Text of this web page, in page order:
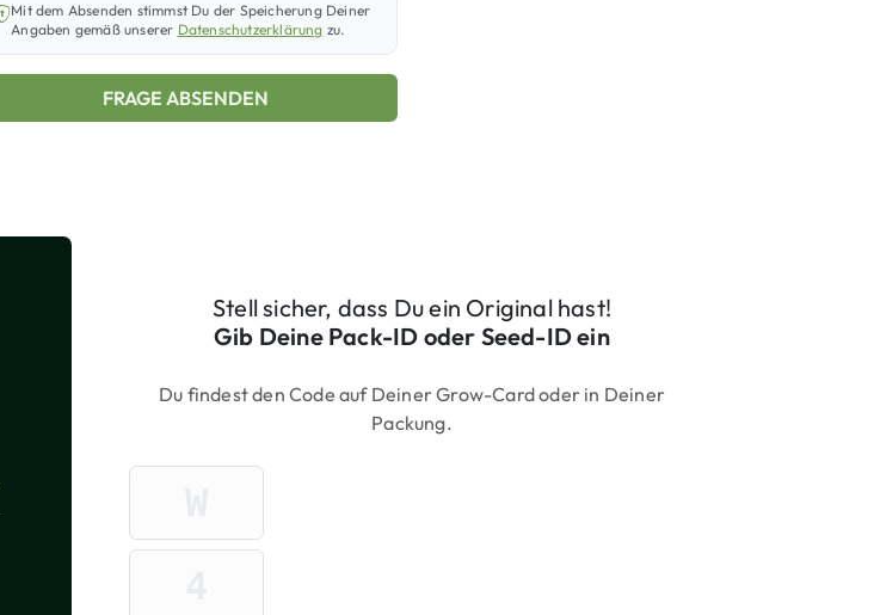
Mit dem Absenden stimmst Du der Speicherung Deiner
Angaben gemäß unserer Datenschutzerklärung zu.
FRAGE ABSENDEN
Stell sicher, dass Du ein Original hast!
Gib Deine Pack-ID oder Seed-ID ein
Du findest den Code auf Deiner Grow-Card oder in Deiner
Packung.
Pack-ID eingeben (Marken-Präfix + 6 Ziffern)